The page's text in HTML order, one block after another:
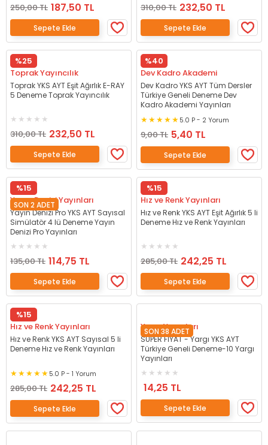
250,00 TL 187,50 TL
Sepete Ekle
310,00 TL 232,50 TL
Sepete Ekle
%25
Toprak Yayıncılık
Toprak YKS AYT Eşit Ağırlık E-RAY
5 Deneme Toprak Yayıncılık
310,00 TL 232,50 TL
Sepete Ekle
%40
Dev Kadro Akademi
Dev Kadro YKS AYT Tüm Dersler
Türkiye Geneli Deneme Dev
Kadro Akademi Yayınları
5.0 P - 2 Yorum
9,00 TL 5,40 TL
Sepete Ekle
%15
SON 2 ADET
Yayın Denizi Yayınları
Yayın Denizi Pro YKS AYT Sayısal
Simülatör 4 lü Deneme Yayın
Denizi Pro Yayınları
135,00 TL 114,75 TL
Sepete Ekle
%15
Hız ve Renk Yayınları
Hız ve Renk YKS AYT Eşit Ağırlık 5 li
Deneme Hız ve Renk Yayınları
285,00 TL 242,25 TL
Sepete Ekle
%15
Hız ve Renk Yayınları
Hız ve Renk YKS AYT Sayısal 5 li
Deneme Hız ve Renk Yayınları
5.0 P - 1 Yorum
285,00 TL 242,25 TL
Sepete Ekle
SON 38 ADET
Yargı Yayınları
SÜPER FİYAT - Yargı YKS AYT
Türkiye Geneli Deneme-10 Yargı
Yayınları
14,25 TL
Sepete Ekle